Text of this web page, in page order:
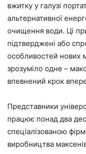
вжитку у галузі
альтернативної
очищення води. Ці
підтверджені або
особливостей нових
зрозуміло одне –
впевнений крок
Представники
працює понад два
спеціалізованою
виробництва